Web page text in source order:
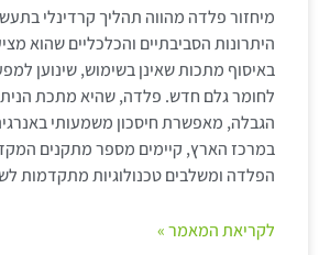
מיחזור פלדה מהווה תהליך קרדינלי
היתרונות הסביבתיים והכלכליים שהוא
באיסוף מתכות שאינן בשימוש, שינוען
לחומר גלם חדש. פלדה, שהיא מתכת
הגבלה, מאפשרת חיסכון משמעותי
במרכז הארץ, קיימים מספר מתקנים
הפלדה ומשלבים טכנולוגיות מתקדמות
לקריאת המאמר »